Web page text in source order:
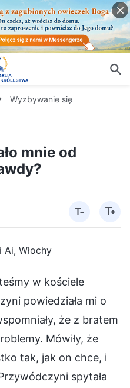
Wyzbywanie się
mnie od
Włochy
w kościele
powiedziała mi o
że z bratem
Mówiły, że
tak, jak on chce, i
spytała